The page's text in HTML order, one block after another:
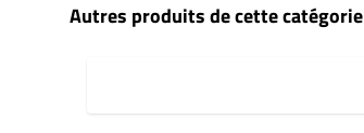
Autres produits de cette catégorie